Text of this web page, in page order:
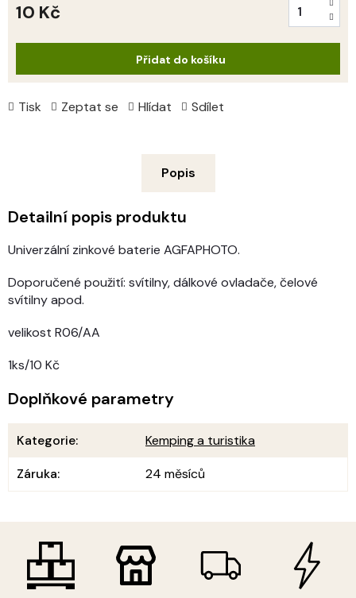
Tisk Zeptat se Hlídat Sdílet
10 Kč
Přidat do košíku
Popis
Detailní popis produktu
Univerzální zinkové baterie AGFAPHOTO.
Doporučené použití: svítilny, dálkové ovladače, čelové
svítilny apod.
velikost R06/AA
1ks/10 Kč
Doplňkové parametry
Kategorie:
Kemping a turistika
Záruka: 24 měsíců